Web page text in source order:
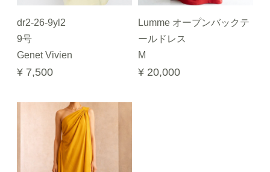
dr2-26-9yl2
9号
Genet Vivien
¥ 7,500
Lumme オープンバックテ
ールドレス
M
¥ 20,000